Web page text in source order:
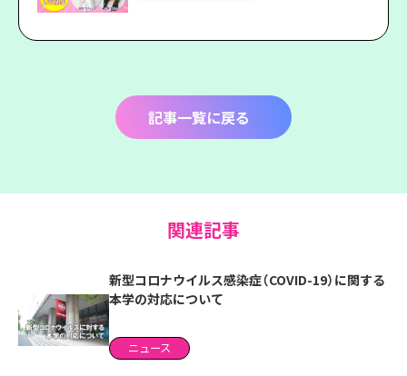
記事一覧に戻る
関連記事
新型コロナウイルス感染症（COVID-19）に関する
本学の対応について
ニュース